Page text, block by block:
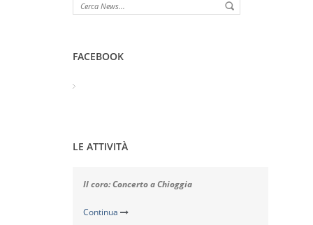
FACEBOOK
LE ATTIVITÀ
Il coro: Concerto a Chioggia
Continua